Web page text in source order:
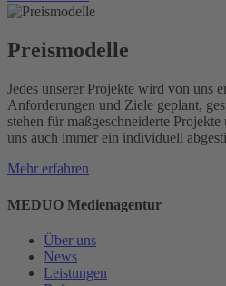
Preismodelle
Jedes unserer Projekte wird von uns
Anforderungen und Ziele geplant,
stehen für maßgeschneiderte
uns auch immer ein individuell
Mehr erfahren
MEDUO Medienagentur
Über uns
News
Leistungen